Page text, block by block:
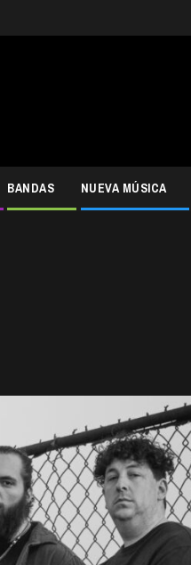
BANDAS NUEVA MÚSICA